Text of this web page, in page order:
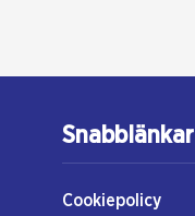
Snabblänkar
Cookiepolicy